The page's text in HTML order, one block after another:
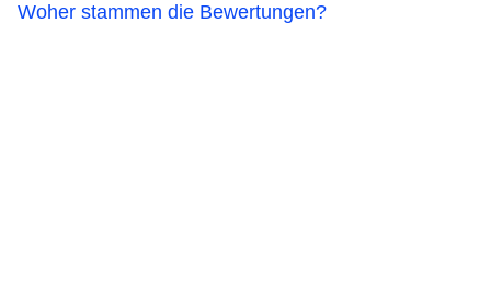
Woher stammen die Bewertungen?